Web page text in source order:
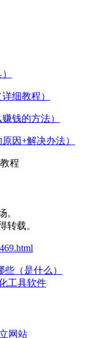
细教程）
钱的方法）
因+解决办法）
程
。
转载。
（是什么）
工具软件
网站